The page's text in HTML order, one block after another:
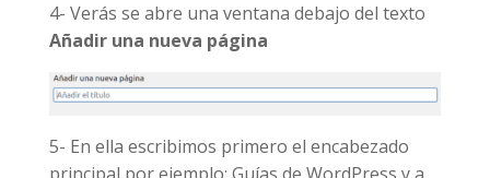
4- Verás se abre una ventana debajo del texto
Añadir una nueva página
5- En ella escribimos primero el encabezado